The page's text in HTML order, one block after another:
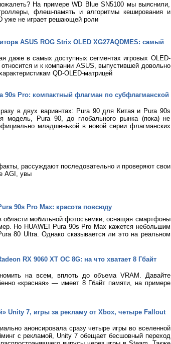
На примере WD Blue SN5100 мы выяснили,
флеш-память и алгоритмы кеширования и
уже не играет решающей роли
ASUS ROG Strix OLED XG27AQDMES: самый
даже в самых доступных сегментах игровых OLED-
и к компании ASUS, выпустившей довольно
QD-OLED-матрицей
90s Pro: компактный флагман по субфлагманской
в двух вариантах: Pura 90 для Китая и Pura 90s
модель, Pura 90, до глобального рынка (пока) не
младшенькой в новой серии флагманских
рассуждают последовательно и проверяют свои
AGI, увы
90s Pro Max: красота повсюду
области мобильной фотосъемки, оснащая смартфоны
Но HUAWEI Pura 90s Pro Max кажется небольшим
80 Ultra. Однако сказывается ли это на реальном
RX 9060 XT OC 8G: на что хватает 8 Гбайт
на всем, вплоть до объема VRAM. Давайте
«красная» — имеет 8 Гбайт памяти, на примере
Unity 7, игры за рекламу от Xbox, четыре Fallout
анонсировала сразу четыре игры во вселенной
с рекламой, Unity 7 обещает бесшовный переход